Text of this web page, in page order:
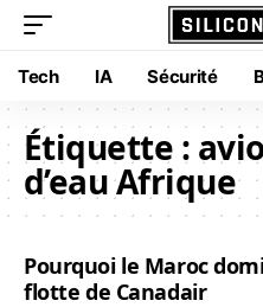
Tech IA Sécurité
Étiquette :
d’eau Afrique
Pourquoi le Maroc
flotte de Canadair